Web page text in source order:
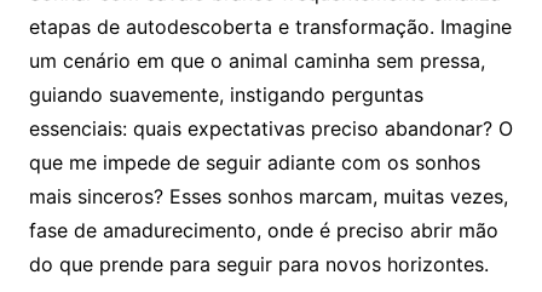
etapas de autodescoberta e transformação. Imagine
um cenário em que o animal caminha sem pressa,
guiando suavemente, instigando perguntas
essenciais: quais expectativas preciso abandonar? O
que me impede de seguir adiante com os sonhos
mais sinceros? Esses sonhos marcam, muitas vezes,
fase de amadurecimento, onde é preciso abrir mão
do que prende para seguir para novos horizontes.